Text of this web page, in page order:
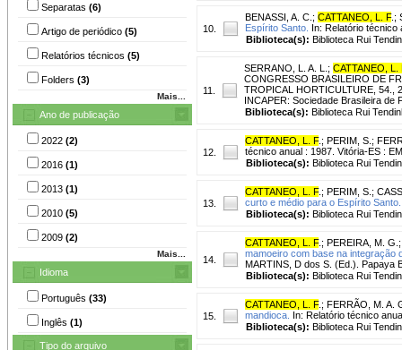
Separatas (6)
Artigo de periódico (5)
Relatórios técnicos (5)
Folders (3)
Mais...
Ano de publicação
2022 (2)
2016 (1)
2013 (1)
2010 (5)
2009 (2)
Mais...
Idioma
Português (33)
Inglês (1)
Tipo do arquivo
10.
BENASSI, A. C. ; CATTANEO, L. F. ;
Espírito Santo. In: Relatório técnico
Biblioteca(s): Biblioteca Rui
11.
SERRANO, L. A. L. ; CATTANEO, L.
CONGRESSO BRASILEIRO DE
TROPICAL HORTICULTURE, 54.,
INCAPER: Sociedade Brasileira de
Biblioteca(s): Biblioteca Rui
12.
CATTANEO, L. F. ; PERIM, S. ;
técnico anual : 1987. Vitória-ES :
Biblioteca(s): Biblioteca Rui
13.
CATTANEO, L. F. ; PERIM, S. ;
curto e médio para o Espírito Santo.
Biblioteca(s): Biblioteca Rui
14.
CATTANEO, L. F. ; PEREIRA, M. G.
mamoeiro com base na integração
MARTINS, D dos S. (Ed.). Papaya
Biblioteca(s): Biblioteca Rui
15.
CATTANEO, L. F. ; FERRÃO, M. A.
mandioca. In: Relatório técnico
Biblioteca(s): Biblioteca Rui